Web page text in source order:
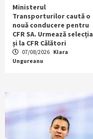
Ministerul
Transporturilor caută o
nouă conducere pentru
CFR SA. Urmează selecția
și la CFR Călători
07/08/2026 Klara
Ungureanu